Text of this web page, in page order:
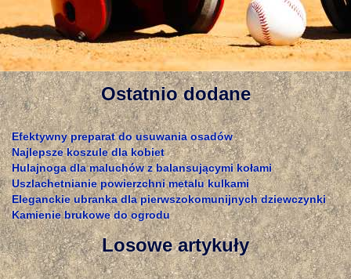
Ostatnio dodane
Efektywny preparat do usuwania osadów
Najlepsze koszule dla kobiet
Hulajnoga dla maluchów z balansującymi kołami
Uszlachetnianie powierzchni metalu kulkami
Eleganckie ubranka dla pierwszokomunijnych dziewczynki
Kamienie brukowe do ogrodu
Losowe artykuły